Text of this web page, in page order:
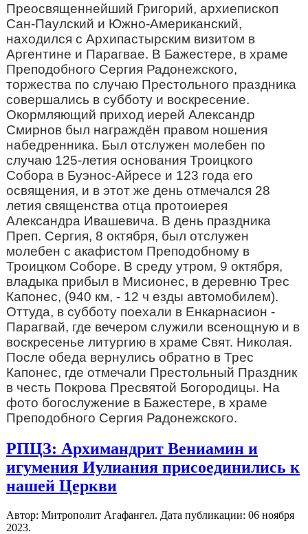
Преосвященнейший Григорий, архиепископ
Сан-Паулский и Южно-Американский,
находился с Архипастырским визитом в
Аргентине и Парагвае. В Бажестере, в храме
Преподобного Сергия Радонежского,
торжества по случаю Престольного праздника
совершались в субботу и воскресение.
Окормляющий приход иерей Александр
Смирнов был награждён правом ношения
набедренника. Был отслужен молебен по
случаю 125-летия основания Троицкого
Собора в Буэнос-Айресе и 123 года его
освящения, и в этот же день отмечался 28
летия священства отца протоиерея
Александра Ивашевича. В день праздника
Преп. Сергия, 8 октября, был отслужен
молебен с акафистом Преподобному в
Троицком Соборе. В среду утром, 9 октября,
владыка прибыл в Мисионес, в деревню Трес
Капонес, (940 км, - 12 ч езды автомобилем).
Оттуда, в субботу поехали в Енкарнасион -
Парагвай, где вечером служили всенощную и в
воскресенье литургию в храме Свят. Николая.
После обеда вернулись обратно в Трес
Капонес, где отмечали Престольный Праздник
в честь Покрова Пресвятой Богородицы. На
фото богослужение в Бажестере, в храме
Преподобного Сергия Радонежского.
РПЦЗ: Архимандрит Вениамин и
игумения Иулиания присоединились к
нашей Церкви
Автор: Митрополит Агафангел. Дата публикации: 06 ноября
2023.